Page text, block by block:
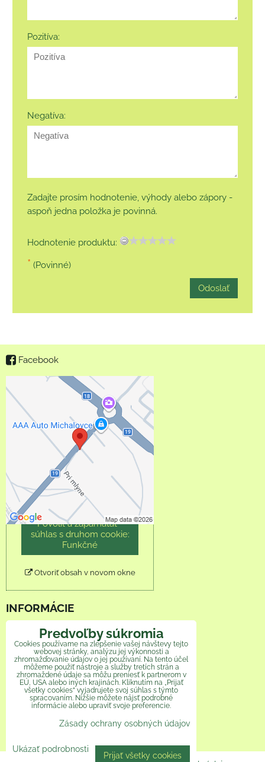
Pozitíva:
Negatíva:
Zadajte prosím hodnotenie, výhody alebo zápory -
aspoň jedna položka je povinná.
Hodnotenie produktu:
* (Povinné)
Odoslať
Facebook
Externý obsah je
blokovaný Voľbami
súkromia
Prajete si načítať externý
obsah?
Povoliť tentokrát
Povoliť a zapamätať -
súhlas s druhom cookie:
Funkčné
Otvoriť obsah v novom okne
INFORMÁCIE
Obchodné podmienky
Reklamačný poriadok
Ochrana osobných údajov
Veľkoobchod
Ako pomáhame
Predvoľby súkromia
Cookies používame na zlepšenie vašej návštevy tejto
webovej stránky, analýzu jej výkonnosti a
zhromažďovanie údajov o jej používaní. Na tento účel
môžeme použiť nástroje a služby tretích strán a
zhromaždené údaje sa môžu preniesť k partnerom v
EÚ, USA alebo iných krajinách. Kliknutím na „Prijať
všetky cookies“ vyjadrujete svoj súhlas s týmto
spracovaním. Nižšie môžete nájsť podrobné
informácie alebo upraviť svoje preferencie.
Zásady ochrany osobných údajov
Ukázať podrobnosti
Prijať všetky cookies